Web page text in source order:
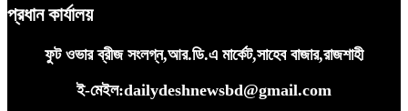
প্রধান কার্যালয়
ফুট ওভার ব্রীজ সংলগ্ন,আর.ডি.এ মার্কেট,সাহেব বাজার,রাজশাহী
ই-মেইল:dailydeshnewsbd@gmail.com